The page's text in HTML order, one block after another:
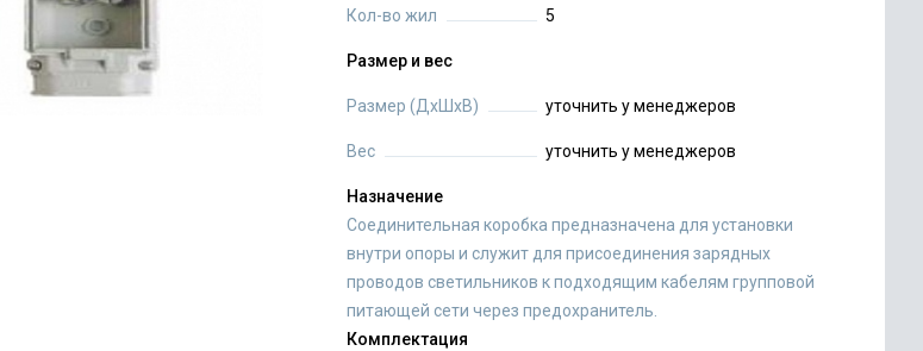
Кол-во жил
5
Размер и вес
Размер (ДхШхВ) уточнить у менеджеров
Вес уточнить у менеджеров
Назначение
Соединительная коробка предназначена для установки
внутри опоры и служит для присоединения зарядных
проводов светильников к подходящим кабелям групповой
питающей сети через предохранитель.
Комплектация